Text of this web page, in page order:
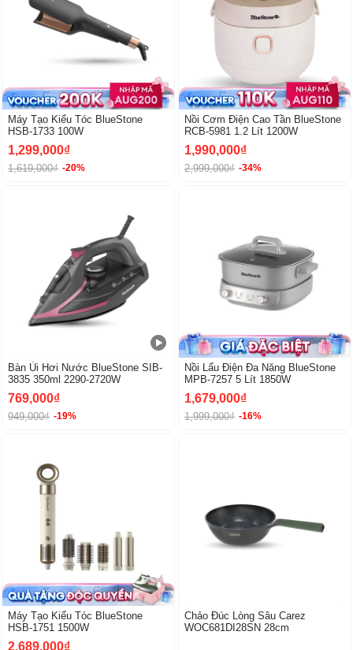
Máy Tạo Kiểu Tóc BlueStone
HSB-1733 100W
1,299,000₫
1,619,000₫ -20%
Nồi Cơm Điện Cao Tần BlueStone
RCB-5981 1.2 Lít 1200W
1,990,000₫
2,999,000₫ -34%
Bàn Ủi Hơi Nước BlueStone SIB-
3835 350ml 2290-2720W
769,000₫
949,000₫ -19%
Nồi Lẩu Điện Đa Năng BlueStone
MPB-7257 5 Lít 1850W
1,679,000₫
1,999,000₫ -16%
Máy Tạo Kiểu Tóc BlueStone
HSB-1751 1500W
2,689,000₫
Chảo Đúc Lòng Sâu Carez
WOC681DI28SN 28cm